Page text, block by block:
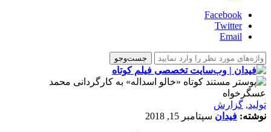
Facebook
Twitter
Email
تولید, گزارش
نوشته: فیدان سپتامبر 15, 2018